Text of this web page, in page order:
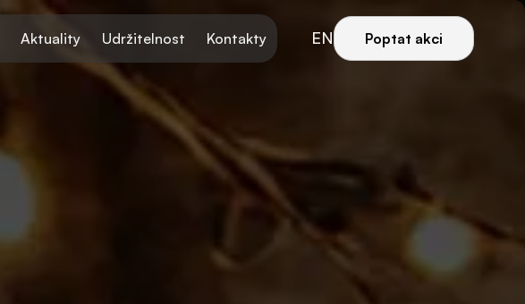
Aktuality Udržitelnost Kontakty EN Poptat akci